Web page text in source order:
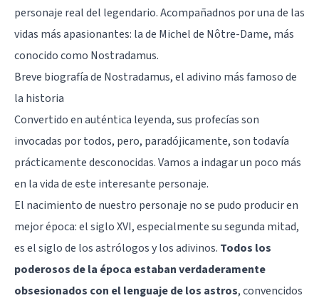
personaje real del legendario. Acompañadnos por una de las
vidas más apasionantes: la de Michel de Nôtre-Dame, más
conocido como Nostradamus.
Breve biografía de Nostradamus, el adivino más famoso de
la historia
Convertido en auténtica leyenda, sus profecías son
invocadas por todos, pero, paradójicamente, son todavía
prácticamente desconocidas. Vamos a indagar un poco más
en la vida de este interesante personaje.
El nacimiento de nuestro personaje no se pudo producir en
mejor época: el siglo XVI, especialmente su segunda mitad,
es el siglo de los astrólogos y los adivinos. Todos los
poderosos de la época estaban verdaderamente
obsesionados con el lenguaje de los astros, convencidos